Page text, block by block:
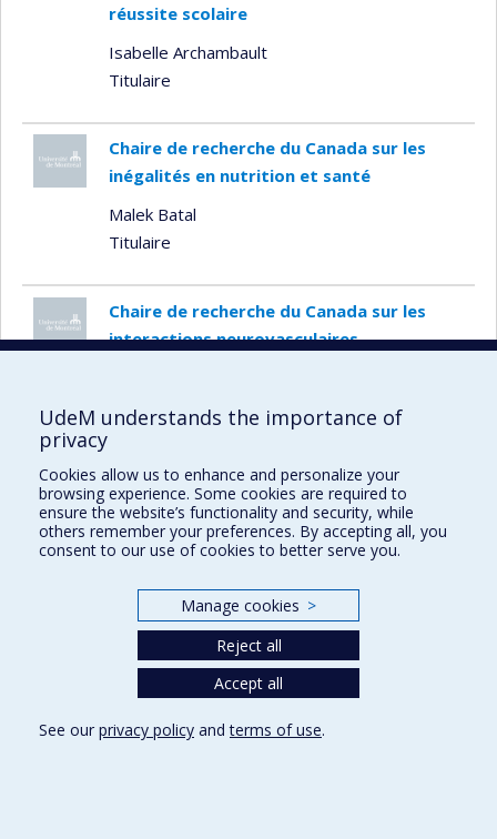
réussite scolaire
Isabelle Archambault
Titulaire
Chaire de recherche du Canada sur les
inégalités en nutrition et santé
Malek Batal
Titulaire
Chaire de recherche du Canada sur les
interactions neurovasculaires
Titulaire
Chaire de recherche du Canada sur les
lésions cérébrales traumatiques chez les
enfants
Titulaire
Chaire de recherche du Canada sur les
lymphatiques et la médecine
cardiovasvulaire
UdeM understands the importance of
privacy
Cookies allow us to enhance and personalize your
browsing experience. Some cookies are required to
ensure the website’s functionality and security, while
others remember your preferences. By accepting all, you
consent to our use of cookies to better serve you.
Manage cookies >
Reject all
Accept all
See our privacy policy andterms of use.